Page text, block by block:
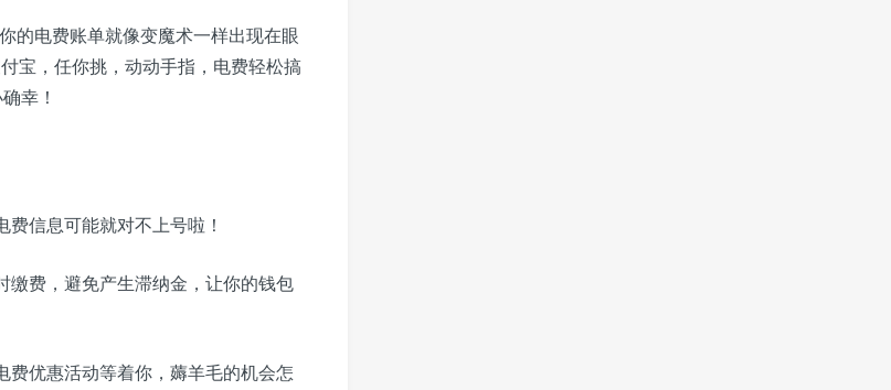
的电费账单就像变魔术一样出现在眼
宝，任你挑，动动手指，电费轻松搞
幸！
费信息可能就对不上号啦！
缴费，避免产生滞纳金，让你的钱包
费优惠活动等着你，薅羊毛的机会怎